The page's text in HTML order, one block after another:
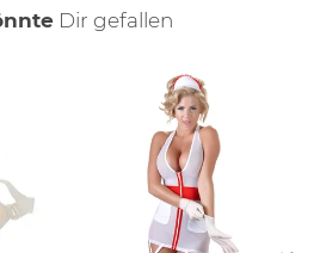
Dir auch
gefallen